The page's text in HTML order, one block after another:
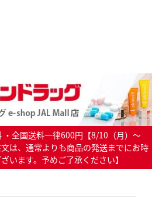
全国送料一律600円【8/10（月）～
は、通常よりも商品の発送までにお時
います。予めご了承ください】